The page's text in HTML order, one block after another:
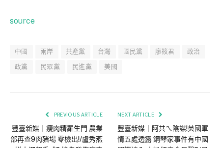
source
中國 兩岸 共產黨 台灣 國民黨 廖筱君 政治
政黨 民眾黨 民進黨 美國
PREVIOUS ARTICLE
豐臺新媒｜瘦肉精羅生門 農業
部再查9肉豬場 零檢出!/盧秀燕
NEXT ARTICLE
豐臺新媒｜阿共ㄟ陰謀!英國軍
情五處透露 鋼琴家事件有中國